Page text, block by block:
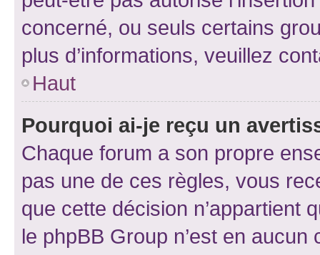
concerné, ou seuls certains
plus d’informations, veuillez
Haut
Pourquoi ai-je reçu un
Chaque forum a son propre
pas une de ces règles, vous
que cette décision n’appartient
le phpBB Group n’est en